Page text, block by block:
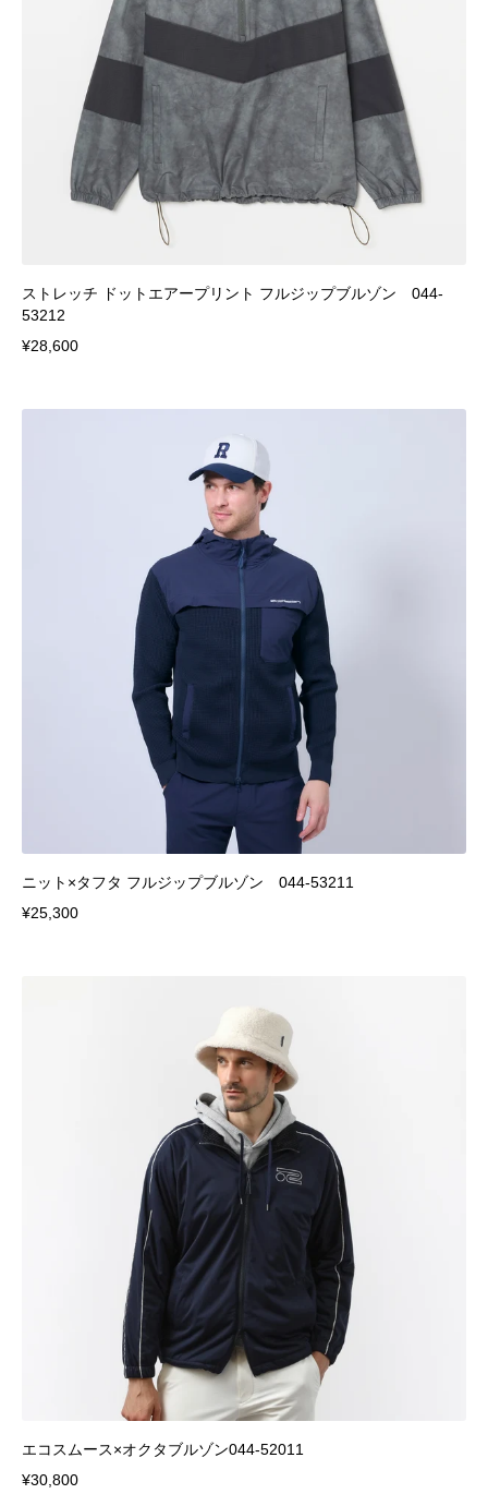
ストレッチ ドットエアープリント フルジップブルゾン 044-
53212
¥28,600
ニット×タフタ フルジップブルゾン 044-53211
¥25,300
エコスムース×オクタブルゾン044-52011
¥30,800